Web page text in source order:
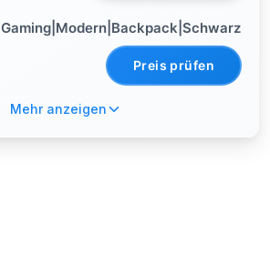
Preis prüfen
Mehr anzeigen